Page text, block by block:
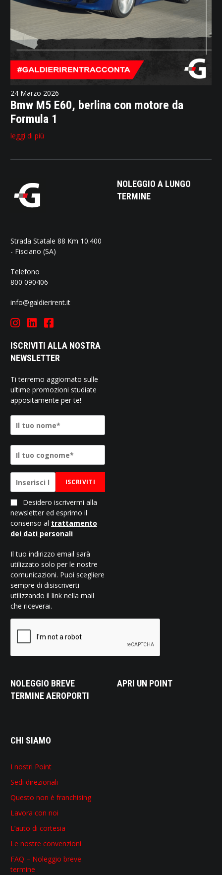
24 Marzo 2026
Bmw M5 E60, berlina con motore da
Formula 1
leggi di più
Strada Statale 88 Km 10.400
- Fisciano (SA)
Telefono
800 090406
info@galdierirent.it
ISCRIVITI ALLA NOSTRA
NEWSLETTER
Ti terremo aggiornato sulle
ultime promozioni studiate
appositamente per te!
ISCRIVITI
Desidero iscrivermi alla
newsletter ed esprimo il
consenso al trattamento
dei dati personali
Il tuo indirizzo email sarà
utilizzato solo per le nostre
comunicazioni. Puoi scegliere
sempre di disiscriverti
utilizzando il link nella mail
che riceverai.
NOLEGGIO A LUNGO
TERMINE
NOLEGGIO BREVE
TERMINE AEROPORTI
APRI UN POINT
CHI SIAMO
I nostri Point
Sedi direzionali
Questo non è franchising
Lavora con noi
L’auto di cortesia
Le nostre convenzioni
FAQ – Noleggio breve
termine